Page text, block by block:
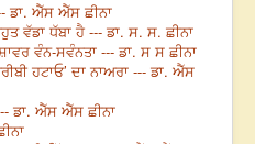
ਡਾ. ਐੱਸ ਐੱਸ ਛੀਨਾ
ਵੱਡਾ ਧੱਬਾ ਹੈ --- ਡਾ. ਸ. ਸ. ਛੀਨਾ
ਵੰਨ-ਸਵੰਨਤਾ --- ਡਾ. ਸ ਸ ਛੀਨਾ
ਹਟਾਓ’ ਦਾ ਨਾਅਰਾ --- ਡਾ. ਐੱਸ
ਡਾ. ਐੱਸ ਐੱਸ ਛੀਨਾ